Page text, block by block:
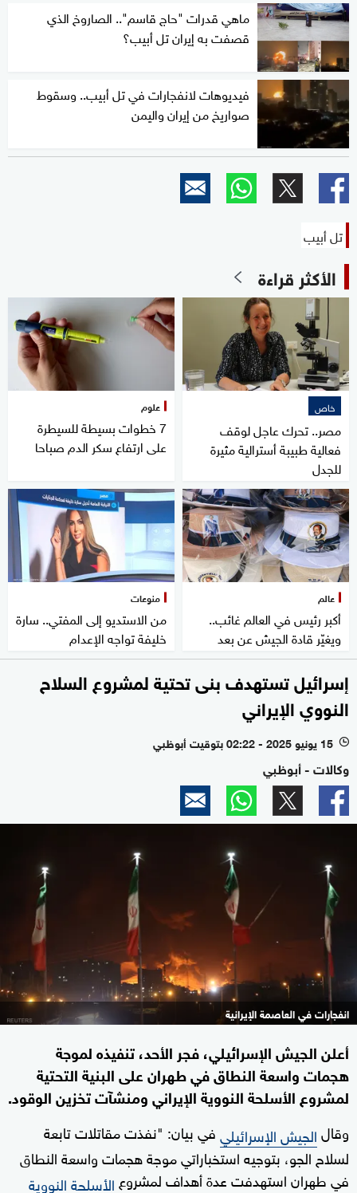
ماهي قدرات "حاج قاسم".. الصاروخ الذي
قصفت به إيران تل أبيب؟
فيديوهات لانفجارات في تل أبيب.. وسقوط
صواريخ من إيران واليمن
تل أبيب
الأكثر قراءة
خاص
مصر.. تحرك عاجل لوقف
فعالية طبيبة أسترالية مثيرة
للجدل
علوم
7 خطوات بسيطة للسيطرة
على ارتفاع سكر الدم صباحا
عالم
أكبر رئيس في العالم غائب..
ويغيّر قادة الجيش عن بعد
منوعات
من الاستديو إلى المفتي.. سارة
خليفة تواجه الإعدام
إسرائيل تستهدف بنى تحتية لمشروع السلاح
النووي الإيراني
l 15 يونيو 2025 - 02:22 بتوقيت أبوظبي
وكالات - أبوظبي
انفجارات في العاصمة الإيرانية
أعلن الجيش الإسرائيلي، فجر الأحد، تنفيذه لموجة
هجمات واسعة النطاق في طهران على البنية التحتية
لمشروع الأسلحة النووية الإيراني ومنشآت تخزين الوقود.
وقالالجيش الإسرائيليفي بيان: "نفذت مقاتلات تابعة
لسلاح الجو، بتوجيه استخباراتي موجة هجمات واسعة النطاق
في طهران استهدفت عدة أهداف لمشروعالأسلحة النووية